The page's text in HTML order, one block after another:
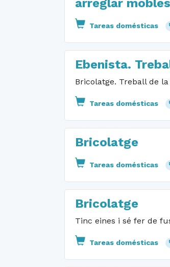
arreglar mobles
Tareas domésticas
Ebenista.
Bricolatge. Treball de
Tareas domésticas
Bricolatge
Tareas domésticas
Bricolatge
Tinc eines i sé fer de
Tareas domésticas